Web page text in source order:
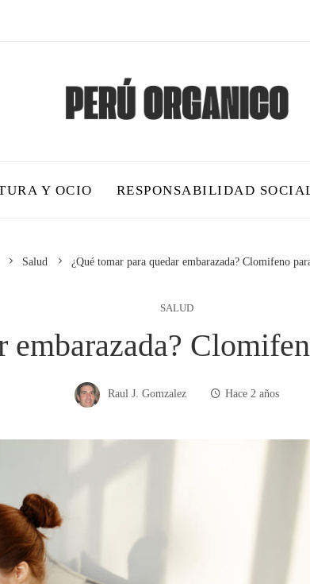
Y OCIO RESPONSABILIDAD
Salud ¿Qué tomar para quedar embarazada? Clomifeno
SALUD
embarazada?
Raul J. Gomzalez Hace 2 años